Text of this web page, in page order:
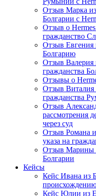
Отзыв Марка
Болгарии с
Отзыв о
гражданство
Отзыв Евгения
Болгарию
Отзыв Валерия
гражданства
Отзывы о
Отзыв Виталия
гражданства
Отзыв
рассмотрения
через суд
Отзыв Романа
указа на
Отзыв Марины
Болгарии
Кейсы
Кейс Ивана из
Кейс Юлии из